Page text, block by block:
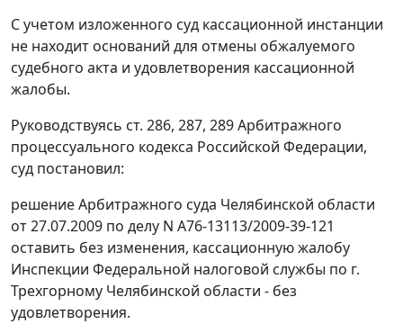
С учетом изложенного суд кассационной инстанции
не находит оснований для отмены обжалуемого
судебного акта и удовлетворения кассационной
жалобы.
Руководствуясь ст. 286, 287, 289Арбитражного
процессуального кодекса Российской Федерации,
суд постановил:
решение Арбитражного суда Челябинской области
от 27.07.2009 по делу N А76-13113/2009-39-121
оставить без изменения, кассационную жалобу
Инспекции Федеральной налоговой службы по г.
Трехгорному Челябинской области - без
удовлетворения.